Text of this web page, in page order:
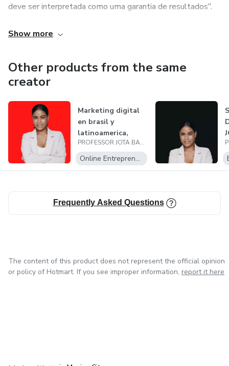
deve ser interpretada como uma garantia de resultados”.
“Este produto não garante a obtenção de resultados.
deve ser interpretada como uma garantia de resultados”.
Show more
Other products from the same
creator
Marketing digital
en brasil y
latinoamerica,
como arman estr...PROFESSOR JOTA BARROS
Online Entrepreneurship
Frequently Asked Questions
The content of this product does not represent the official opinion
or policy of Hotmart. If you see improper information, report it here